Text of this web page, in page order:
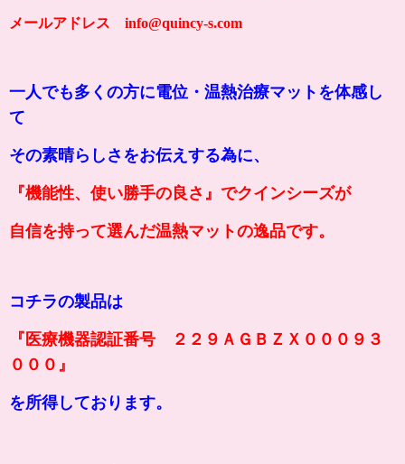
メールアドレス info@quincy-s.com
一人でも多くの方に電位・温熱治療マットを体感し
て
その素晴らしさをお伝えする為に、
『機能性、使い勝手の良さ』でクインシーズが
自信を持って選んだ温熱マットの逸品です。
コチラの製品は
『医療機器認証番号 ２２９ＡＧＢＺＸ０００９３
０００』
を所得しております。